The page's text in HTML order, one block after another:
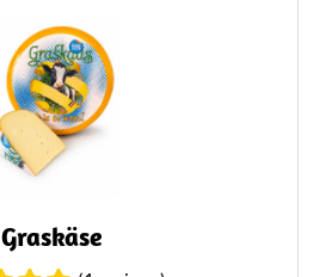
Graskäse